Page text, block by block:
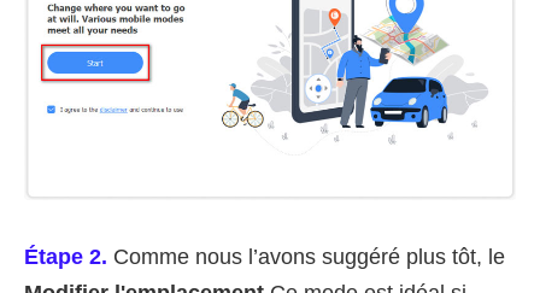
Étape 2. Comme nous l’avons suggéré plus tôt, le